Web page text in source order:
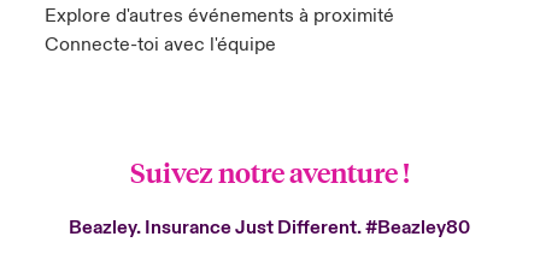
Explore d'autres événements à proximité
Connecte-toi avec l'équipe
Suivez notre aventure !
Beazley. Insurance Just Different.#Beazley80